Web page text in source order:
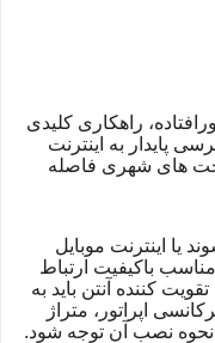
راهکاری کلیدی
پایدار به اینترنت
های شهری فاصله
اینترنت موبایل
باکیفیت ارتباط
کننده آنتن باید به
اپراتور، متراژ
نصب آن توجه شود.